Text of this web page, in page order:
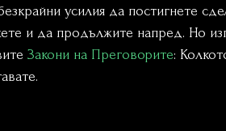
усилия да постигнете
и да продължите напред. Но
Закони на Преговорите: